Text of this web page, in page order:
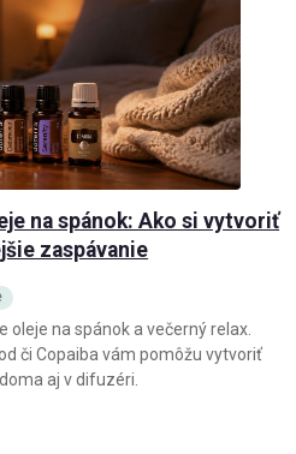
na spánok: Ako si vytvoriť
zaspávanie
oleje na spánok a večerný relax.
či Copaiba vám pomôžu vytvoriť
aj v difuzéri.